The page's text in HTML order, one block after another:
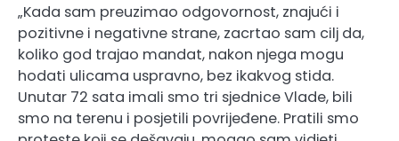
„Kada sam preuzimao odgovornost, znajući i
pozitivne i negativne strane, zacrtao sam cilj da,
koliko god trajao mandat, nakon njega mogu
hodati ulicama uspravno, bez ikakvog stida.
Unutar 72 sata imali smo tri sjednice Vlade, bili
smo na terenu i posjetili povrijeđene. Pratili smo